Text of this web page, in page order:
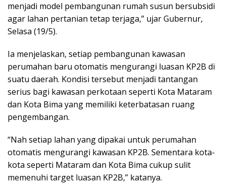
menjadi model pembangunan rumah susun bersubsidi
agar lahan pertanian tetap terjaga,” ujar Gubernur,
Selasa (19/5).
Ia menjelaskan, setiap pembangunan kawasan
perumahan baru otomatis mengurangi luasan KP2B di
suatu daerah. Kondisi tersebut menjadi tantangan
serius bagi kawasan perkotaan seperti Kota Mataram
dan Kota Bima yang memiliki keterbatasan ruang
pengembangan.
“Nah setiap lahan yang dipakai untuk perumahan
otomatis mengurangi kawasan KP2B. Sementara kota-
kota seperti Mataram dan Kota Bima cukup sulit
memenuhi target luasan KP2B,” katanya.